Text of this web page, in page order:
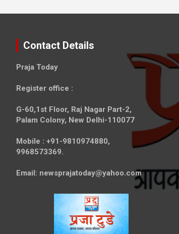
Contact Details
Praja Today
Register office :
G-60,1st Floor, Raj Nagar Part-2,
Palam Colony, New Delhi-110077
Mobile : +91-9810974880,
9968573369.
Email: newsprajatoday@yahoo.com